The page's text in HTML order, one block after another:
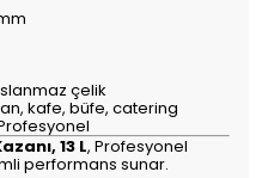
çelik
kafe, büfe, catering
13 L, Profesyonel
performans sunar.